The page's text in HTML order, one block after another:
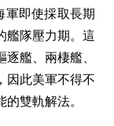
軍即使採取長期
艦隊壓力期。這
艦、兩棲艦、
因此美軍不得不
雙軌解法。